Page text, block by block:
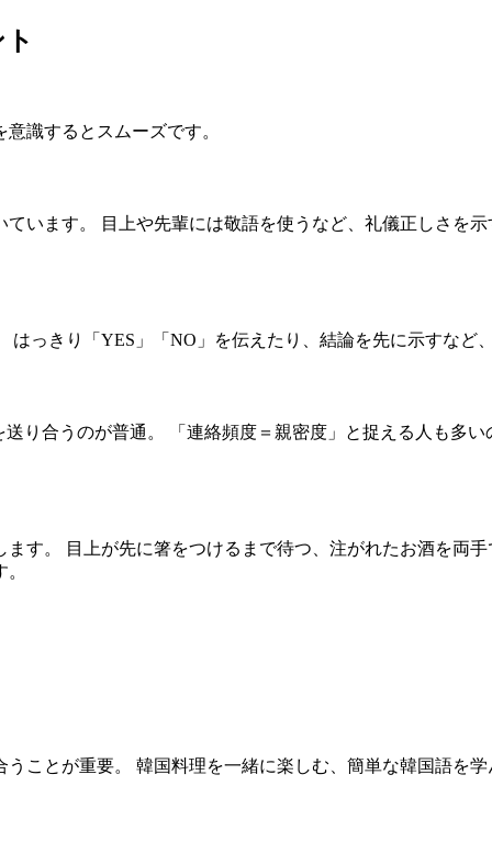
識するとスムーズです。
います。 目上や先輩には敬語を使うなど、礼儀正しさを
っきり「YES」「NO」を伝えたり、結論を先に示すなど
り合うのが普通。 「連絡頻度＝親密度」と捉える人も多
す。 目上が先に箸をつけるまで待つ、注がれたお酒を両
ことが重要。 韓国料理を一緒に楽しむ、簡単な韓国語を